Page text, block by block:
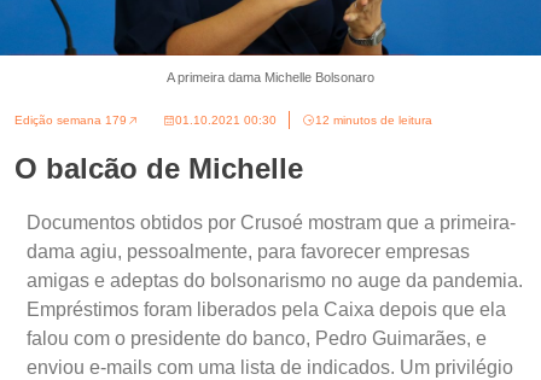
A primeira dama Michelle Bolsonaro
Edição semana 179 01.10.2021 00:30 12 minutos de leitura
O balcão de Michelle
Documentos obtidos por Crusoé mostram que a primeira-
dama agiu, pessoalmente, para favorecer empresas
amigas e adeptas do bolsonarismo no auge da pandemia.
Empréstimos foram liberados pela Caixa depois que ela
falou com o presidente do banco, Pedro Guimarães, e
enviou e-mails com uma lista de indicados. Um privilégio